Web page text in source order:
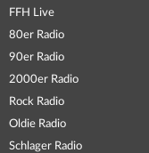
FFH Live
80er Radio
90er Radio
2000er Radio
Rock Radio
Oldie Radio
Schlager Radio